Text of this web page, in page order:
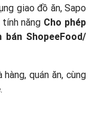
giao đồ ăn, Sapo
năng Cho phép
ShopeeFood/
quán ăn, cùng